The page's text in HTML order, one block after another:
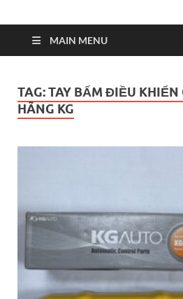
MAIN MENU
TAG:TAY BẤM ĐIỀU KHIỂN
HÃNG KG